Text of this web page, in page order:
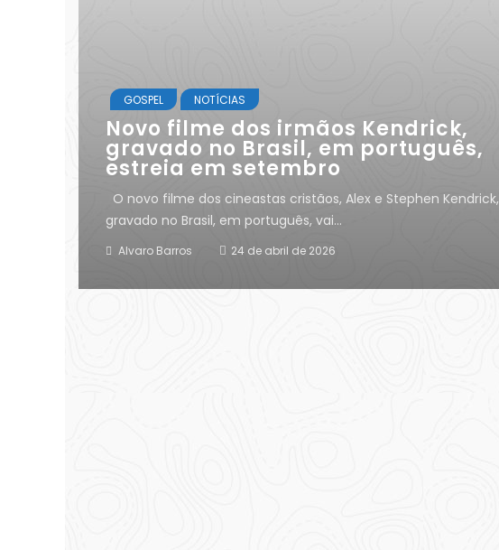
GOSPEL NOTÍCIAS
Novo filme dos irmãos Kendrick,
gravado no Brasil, em português,
estreia em setembro
O novo filme dos cineastas cristãos, Alex e Stephen Kendrick,
gravado no Brasil, em português, vai...
Alvaro Barros 24 de abril de 2026